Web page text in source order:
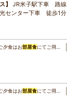
JR米子駅下車 路線
センター下車 徒歩1分
夕食はお部屋食にてご用…
夕食はお部屋食にてご用…